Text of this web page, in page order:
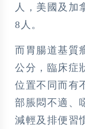
人，美國及加
8人。
而胃腸道基質
公分，臨床症
位置不同而有
部脹悶不適、
減輕及排便習